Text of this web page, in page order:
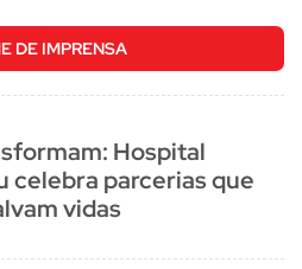
DE IMPRENSA
Hospital
celebra parcerias que
vidas